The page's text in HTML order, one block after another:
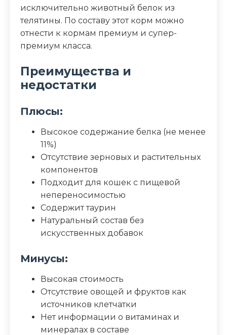
исключительно животный белок из
телятины. По составу этот корм можно
отнести к кормам премиум и супер-
премиум класса.
Преимущества и
недостатки
Плюсы:
Высокое содержание белка (не менее
11%)
Отсутствие зерновых и растительных
компонентов
Подходит для кошек с пищевой
непереносимостью
Содержит таурин
Натуральный состав без
искусственных добавок
Минусы:
Высокая стоимость
Отсутствие овощей и фруктов как
источников клетчатки
Нет информации о витаминах и
минералах в составе